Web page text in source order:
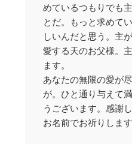
めているつもりでも
とだ。もっと求めて
しいんだと思う。主
愛する天のお父様。
ます。
あなたの無限の愛が
が。ひと通り与えて
うございます。感謝
お名前でお祈りしま